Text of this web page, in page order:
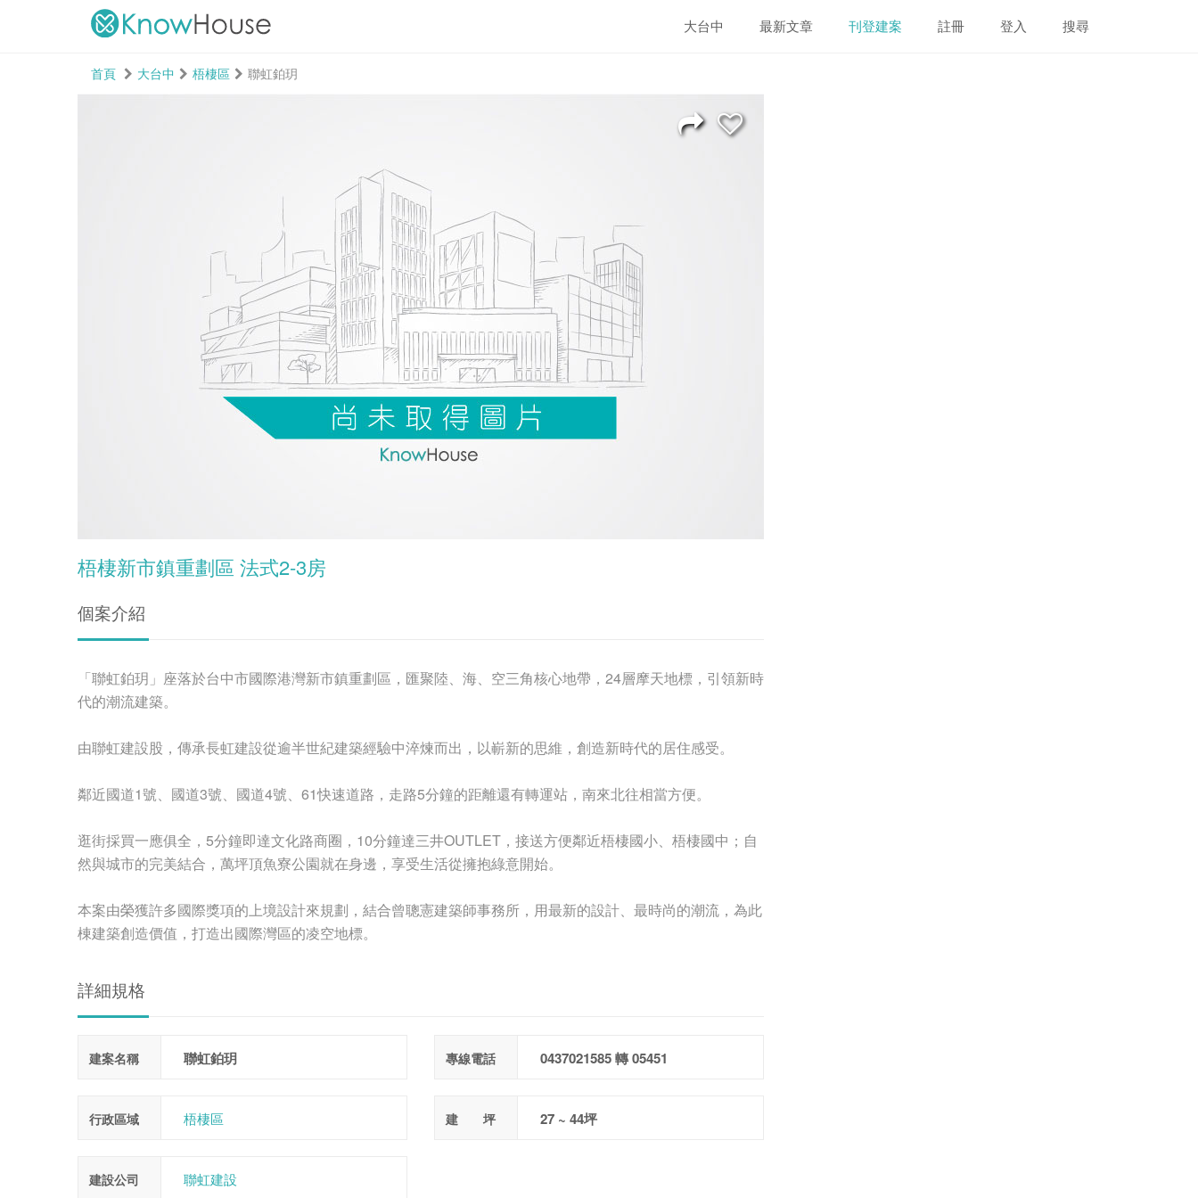
大台中 最新文章 刊登建案 註冊 登入 搜尋
首頁 大台中 梧棲區 聯虹鉑玥
梧棲新市鎮重劃區 法式2-3房
個案介紹
「聯虹鉑玥」座落於台中市國際港灣新市鎮重劃區，匯聚陸、海、空三角核心地帶，24層摩天地標，引領新時
代的潮流建築。
由聯虹建設股，傳承長虹建設從逾半世紀建築經驗中淬煉而出，以嶄新的思維，創造新時代的居住感受。
鄰近國道1號、國道3號、國道4號、61快速道路，走路5分鐘的距離還有轉運站，南來北往相當方便。
逛街採買一應俱全，5分鐘即達文化路商圈，10分鐘達三井OUTLET，接送方便鄰近梧棲國小、梧棲國中；自
然與城市的完美結合，萬坪頂魚寮公園就在身邊，享受生活從擁抱綠意開始。
本案由榮獲許多國際獎項的上境設計來規劃，結合曾聰憲建築師事務所，用最新的設計、最時尚的潮流，為此
棟建築創造價值，打造出國際灣區的凌空地標。
詳細規格
建案名稱 聯虹鉑玥
行政區域 梧棲區
建設公司 聯虹建設
專線電話 0437021585 轉 05451
建 坪 27 ~ 44坪